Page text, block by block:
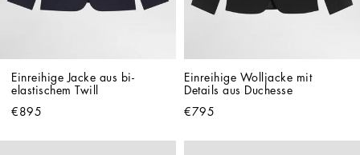
Einreihige Jacke aus bi-
elastischem Twill
€895
Einreihige Wolljacke mit
Details aus Duchesse
€795